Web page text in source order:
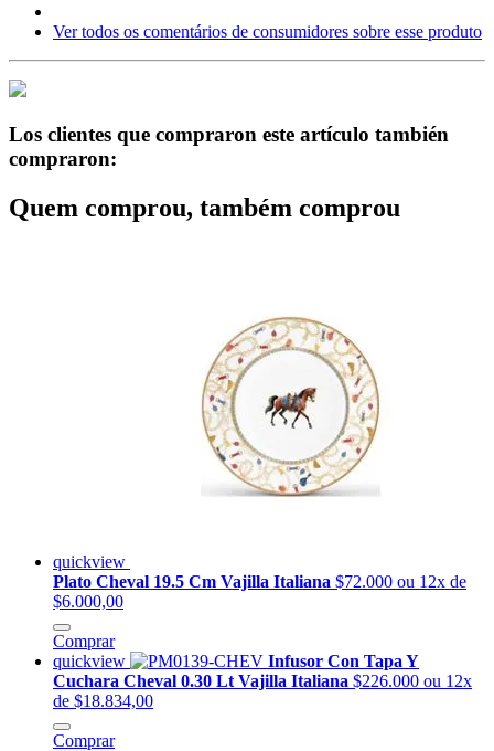
Ver todos os comentários de consumidores sobre esse produto
Los clientes que compraron este artículo también
compraron:
Quem comprou, também comprou
quickview
Plato Cheval 19.5 Cm Vajilla Italiana $72.000 ou 12x de
$6.000,00
Comprar
quickview
Infusor Con Tapa Y
Cuchara Cheval 0.30 Lt Vajilla Italiana $226.000 ou 12x
de $18.834,00
Comprar